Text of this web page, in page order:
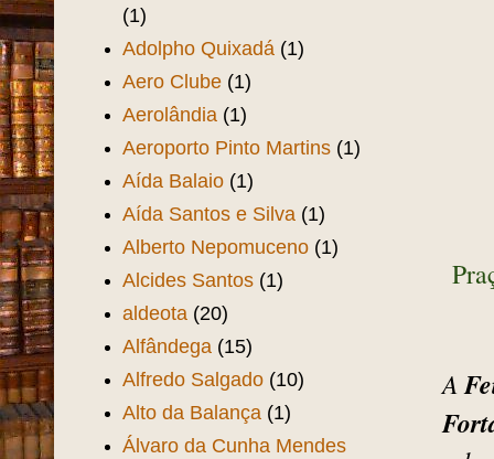
Academia Cearense de
Letras
Acidentes
(1)
Acrísio Moreira da Rocha
(4)
Aderson Moreira da Rocha
(1)
Adolpho Quixadá (1)
Aero Clube (1)
Aerolândia (1)
Aeroporto Pinto Martins
Aída Balaio (1)
Aída Santos e Silva (1)
Alberto Nepomuceno
Alcides Santos (1)